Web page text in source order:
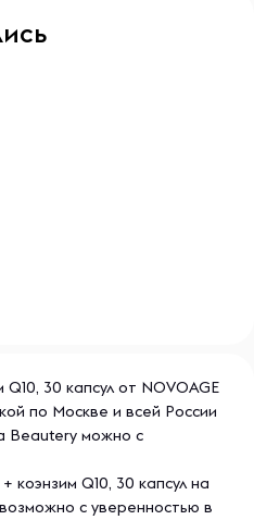
30 капсул от NOVOAGE
по Москве и всей России
Beautery можно с
коэнзим Q10, 30 капсул на
с уверенностью в